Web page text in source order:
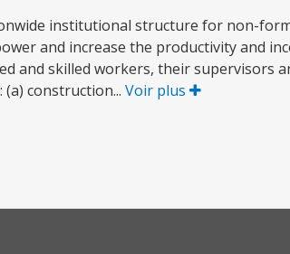
institutional structure for non-
and increase the productivity and
and skilled workers, their supervisors
construction... Voir plus